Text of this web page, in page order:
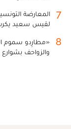
7
المعارضة
لقيس سعيد يكرس
8
«مطارِدو سموم
والزواحف بشوارع